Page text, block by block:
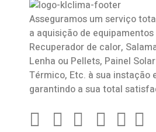
Asseguramos um serviço
a aquisição de
Recuperador de calor,
Lenha ou Pellets, Painel
Térmico, Etc. à sua instação
garantindo a sua total